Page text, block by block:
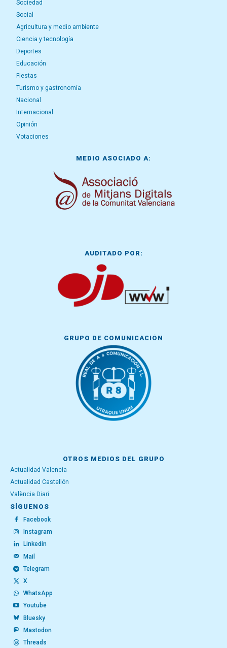
Sociedad
Social
Agricultura y medio ambiente
Ciencia y tecnología
Deportes
Educación
Fiestas
Turismo y gastronomía
Nacional
Internacional
Opinión
Votaciones
MEDIO ASOCIADO A:
AUDITADO POR:
GRUPO DE COMUNICACIÓN
OTROS MEDIOS DEL GRUPO
Actualidad Valencia
Actualidad Castellón
València Diari
SÍGUENOS
Facebook
Instagram
Linkedin
Mail
Telegram
X
WhatsApp
Youtube
Bluesky
Mastodon
Threads